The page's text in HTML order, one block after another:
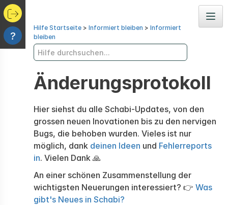
?
Hilfe Startseite > Informiert bleiben > Informiert
bleiben
Änderungsprotokoll
Hier siehst du alle Schabi-Updates, von den
grossen neuen Inovationen bis zu den nervigen
Bugs, die behoben wurden. Vieles ist nur
möglich, dank deinen Ideen und Fehlerreports
in. Vielen Dank 🙏
An einer schönen Zusammenstellung der
wichtigsten Neuerungen interessiert? 👉 Was
gibt's Neues in Schabi?